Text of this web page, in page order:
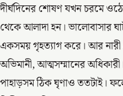
দীর্ঘদিনের শোষণ যখন চরমে
থেকে আলাদা হন। ভালোবাসার
একসময় গৃহত্যাগ করে। আর নারী
অভিমানী, আত্মসম্মানের
পাহাড়সম ঠিক ঘৃণাও ততটাই।